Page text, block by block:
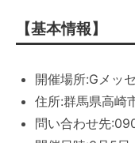
【基本情報】
開催場所:Gメッ
住所:群馬県高崎
問い合わせ先